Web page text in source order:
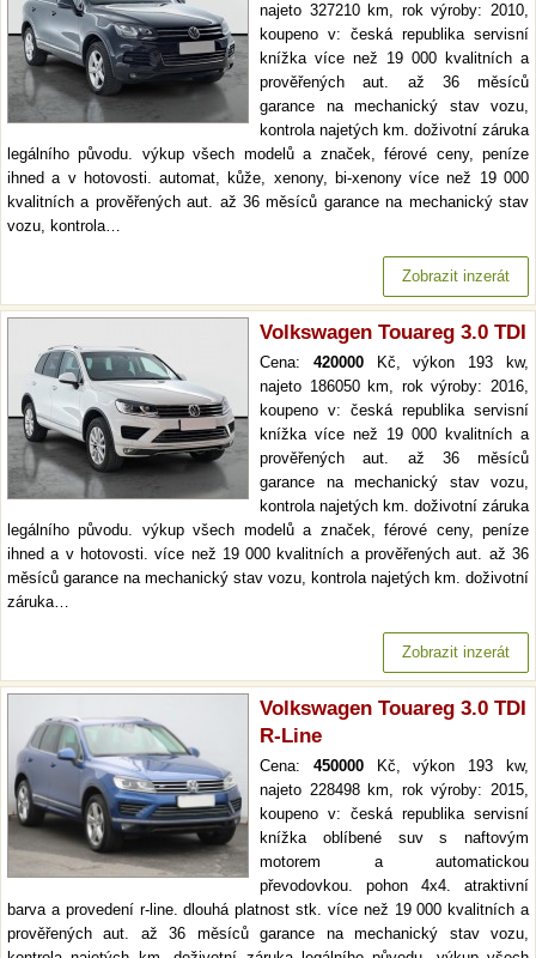
najeto 327210 km, rok výroby: 2010,
koupeno v: česká republika servisní
knížka více než 19 000 kvalitních a
prověřených aut. až 36 měsíců
garance na mechanický stav vozu,
kontrola najetých km. doživotní záruka
legálního původu. výkup všech modelů a značek, férové ceny, peníze
ihned a v hotovosti. automat, kůže, xenony, bi-xenony více než 19 000
kvalitních a prověřených aut. až 36 měsíců garance na mechanický stav
vozu, kontrola…
Zobrazit inzerát
Volkswagen Touareg 3.0 TDI
Cena: 420000Kč, výkon 193 kw,
najeto 186050 km, rok výroby: 2016,
koupeno v: česká republika servisní
knížka více než 19 000 kvalitních a
prověřených aut. až 36 měsíců
garance na mechanický stav vozu,
kontrola najetých km. doživotní záruka
legálního původu. výkup všech modelů a značek, férové ceny, peníze
ihned a v hotovosti. více než 19 000 kvalitních a prověřených aut. až 36
měsíců garance na mechanický stav vozu, kontrola najetých km. doživotní
záruka…
Zobrazit inzerát
Volkswagen Touareg 3.0 TDI
R-Line
Cena: 450000Kč, výkon 193 kw,
najeto 228498 km, rok výroby: 2015,
koupeno v: česká republika servisní
knížka oblíbené suv s naftovým
motorem a automatickou
převodovkou. pohon 4x4. atraktivní
barva a provedení r-line. dlouhá platnost stk. více než 19 000 kvalitních a
prověřených aut. až 36 měsíců garance na mechanický stav vozu,